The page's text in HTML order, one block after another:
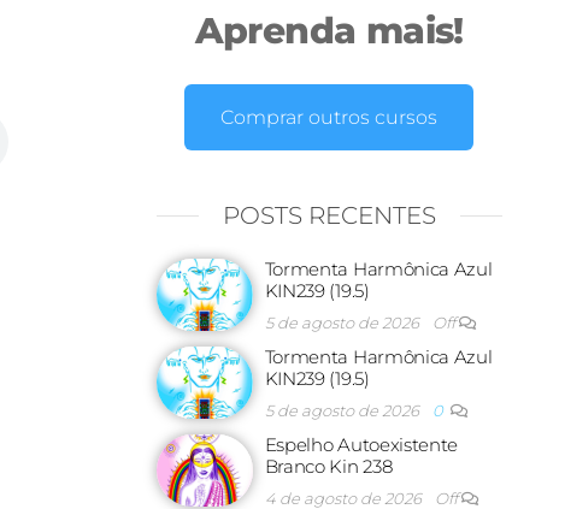
Aprenda mais!
Comprar outros cursos
POSTS RECENTES
Tormenta Harmônica Azul
KIN239 (19.5)
5 de agosto de 2026 Off
Tormenta Harmônica Azul
KIN239 (19.5)
5 de agosto de 2026 0
Espelho Autoexistente
Branco Kin 238
4 de agosto de 2026 Off